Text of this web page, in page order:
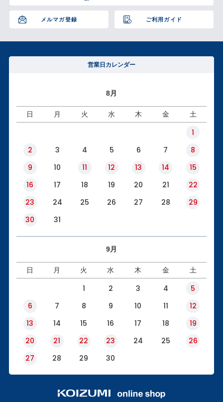
メルマガ登録 ご利用ガイド
へ
営業日カレンダー
8月
日 月 火 水 木 金 土
1
2
3 4 5 6 7
8
9
10 11 12 13 14
15
16
17 18 19 20 21
22
23
24 25 26 27 28
29
30
31
9月
日 月 火 水 木 金 土
1 2 3 4
5
6
7 8 9 10 11
12
13
14 15 16 17 18
19
20
21 22 23 24 25
26
27
28 29 30